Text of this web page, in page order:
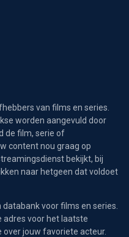
van films en series.
worden aangevuld door
de film, serie of
content nou graag op
bekijkt, bij
naar hetgeen dat voldoet
voor films en series.
adres voor het laatste
jouw favoriete acteur.